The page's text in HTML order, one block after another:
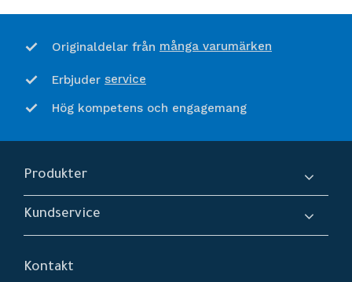
Originaldelar från många varumärken
Erbjuder service
Hög kompetens och engagemang
Produkter
Kompressorer
Generatorer
Kundservice
Hur handlar jag?
Kontakt